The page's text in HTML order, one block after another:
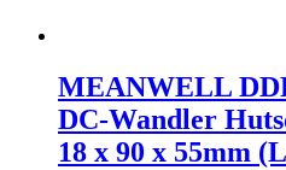
MEANWELL
DC-Wandler
18 x 90 x 55mm